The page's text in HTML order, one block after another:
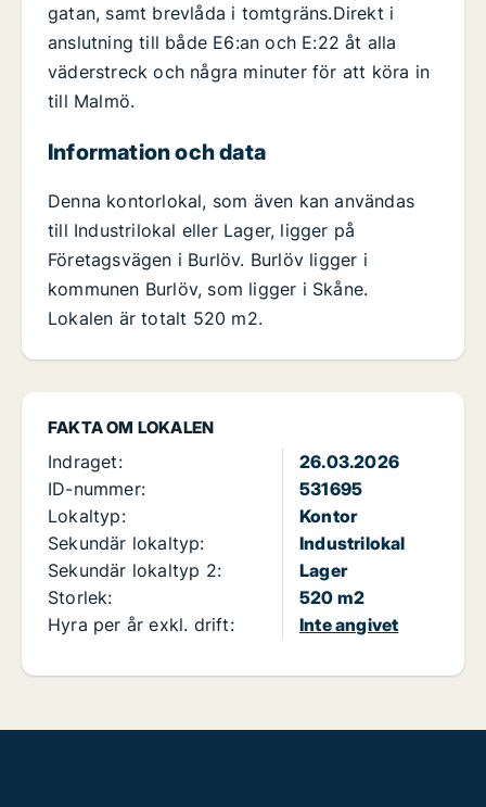
FAKTA OM LOKALEN
Indraget:
26.03.2026
ID-nummer:
531695
Lokaltyp:
Kontor
Sekundär lokaltyp:
Industrilokal
Sekundär lokaltyp 2:
Lager
Storlek:
520 m2
Hyra per år exkl. drift:
Inte angivet
gatan, samt brevlåda i tomtgräns.Direkt i
anslutning till både E6:an och E:22 åt alla
väderstreck och några minuter för att köra in
till Malmö.
Information och data
Denna kontorlokal, som även kan användas
till Industrilokal eller Lager, ligger på
Företagsvägen i Burlöv. Burlöv ligger i
kommunen Burlöv, som ligger i Skåne.
Lokalen är totalt 520 m2.